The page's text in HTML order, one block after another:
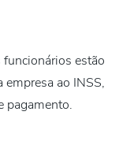
estão
ao INSS,
pagamento.